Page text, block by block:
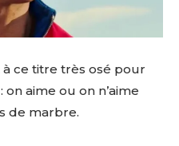
ce titre très osé pour
aime ou on n’aime
de marbre.